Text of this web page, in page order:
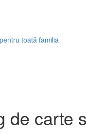
toată familia
de carte